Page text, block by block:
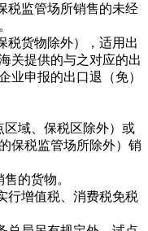
监管场所销售的未经
货物除外），适用出
关提供的与之对应的出
业申报的出口退（免）
域、保税区除外）或
保税监管场所除外）销
的货物。
增值税、消费税免税